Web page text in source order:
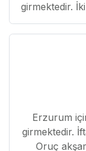
girmektedir.
Erzurum
girmektedir.
Oruç